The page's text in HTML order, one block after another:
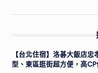
的
品！
【台北住宿】洛碁大飯店
型、東區逛街超方便，高